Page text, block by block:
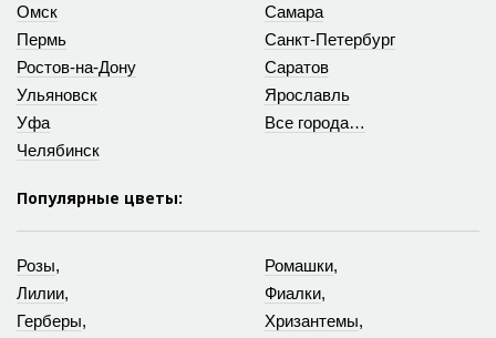
Омск
Пермь
Ростов-на-Дону
Самара
Санкт-Петербург
Саратов
Ульяновск
Уфа
Челябинск
Ярославль
Все города…
Популярные цветы:
Розы,
Лилии,
Герберы,
Ромашки,
Фиалки,
Хризантемы,